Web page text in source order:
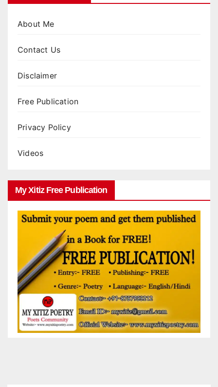
About Me
Contact Us
Disclaimer
Free Publication
Privacy Policy
Videos
My Xitiz Free Publication